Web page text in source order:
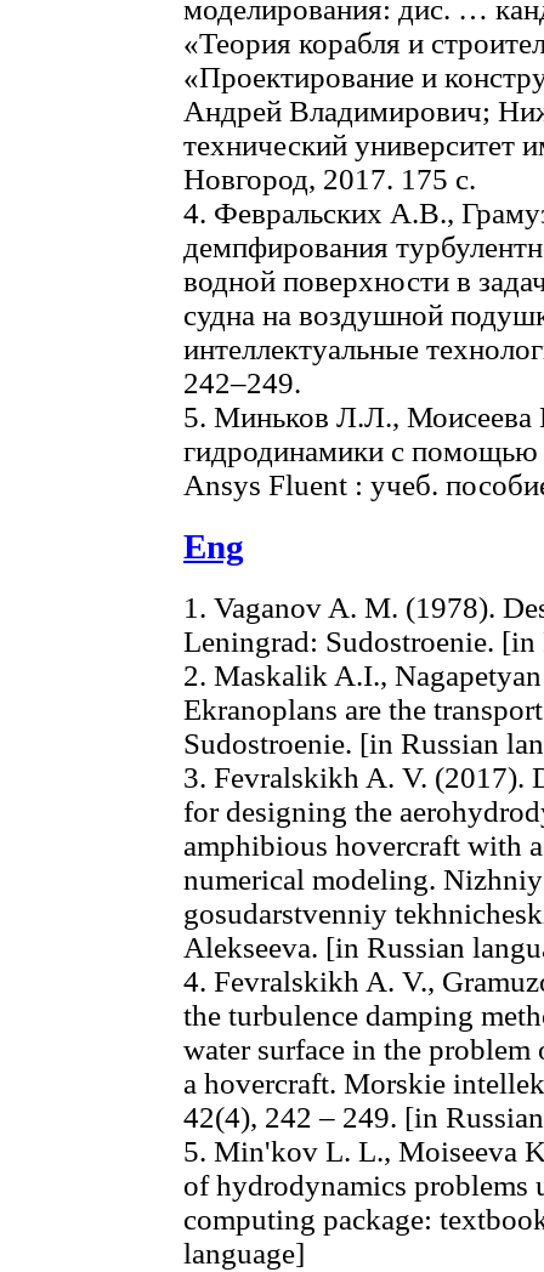
моделирования: дис. …
«Теория корабля и
«Проектирование и
Андрей Владимирович;
технический университет
Новгород, 2017. 175 с.
4. Февральских А.В.,
демпфирования
водной поверхности в
судна на воздушной
интеллектуальные
242–249.
5. Миньков Л.Л., Моисеева
гидродинамики с помощью
Ansys Fluent : учеб.
Eng
1. Vaganov A. M. (1978).
Leningrad: Sudostroenie. [in
2. Maskalik A.I.,
Ekranoplans are the
Sudostroenie. [in Russian
3. Fevralskikh A. V. (2017).
for designing the
amphibious hovercraft with
numerical modeling.
gosudarstvenniy
Alekseeva. [in Russian
4. Fevralskikh A. V.,
the turbulence damping
water surface in the
a hovercraft. Morskie
42(4), 242 – 249. [in
5. Min'kov L. L., Moiseeva
of hydrodynamics problems
computing package:
language]